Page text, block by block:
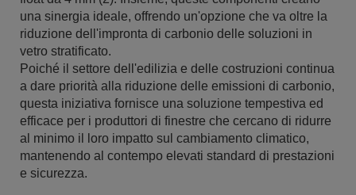
una sinergia ideale, offrendo un'opzione che va oltre la
riduzione dell'impronta di carbonio delle soluzioni in
vetro stratificato.
Poiché il settore dell'edilizia e delle costruzioni continua
a dare priorità alla riduzione delle emissioni di carbonio,
questa iniziativa fornisce una soluzione tempestiva ed
efficace per i produttori di finestre che cercano di ridurre
al minimo il loro impatto sul cambiamento climatico,
mantenendo al contempo elevati standard di prestazioni
e sicurezza.